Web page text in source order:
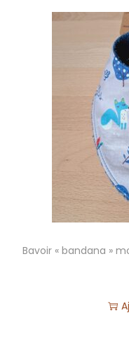
Bavoir « bandana »